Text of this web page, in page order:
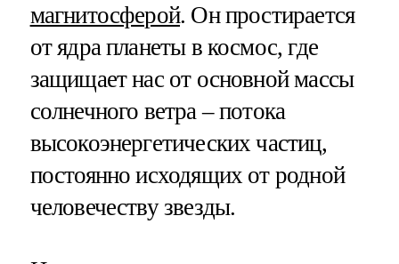
магнитосферой. Он простирается
от ядра планеты в космос, где
защищает нас от основной массы
солнечного ветра – потока
высокоэнергетических частиц,
постоянно исходящих от родной
человечеству звезды.